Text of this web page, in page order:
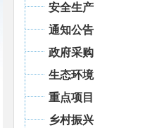
安全生产
通知公告
政府采购
生态环境
重点项目
乡村振兴